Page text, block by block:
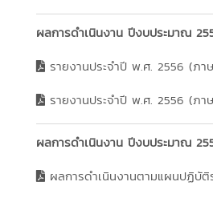
ผลการดำเนินงาน ปีงบประมาณ
รายงานประจำปี พ.ศ. 2556 (ภา
รายงานประจำปี พ.ศ. 2556 (ภา
ผลการดำเนินงาน ปีงบประมาณ
ผลการดำเนินงานตามแผนปฏิบัติ